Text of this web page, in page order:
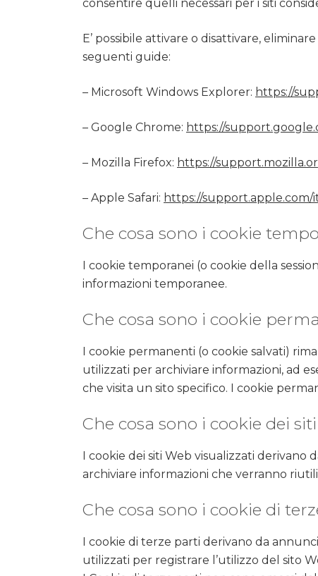
consentire quelli necessari per i siti
E’ possibile attivare o disattivare,
seguenti guide:
– Microsoft Windows Explorer: https://
– Google Chrome: https://
– Mozilla Firefox: https://
– Apple Safari: https://support.apple.com/
Che cosa sono i cookie
I cookie temporanei (o cookie della
informazioni temporanee.
Che cosa sono i cookie
I cookie permanenti (o cookie salvati)
utilizzati per archiviare informazioni, ad
che visita un sito specifico. I cookie
Che cosa sono i cookie dei
I cookie dei siti Web visualizzati
archiviare informazioni che verranno
Che cosa sono i cookie di
I cookie di terze parti derivano da
utilizzati per registrare l’utilizzo del sito